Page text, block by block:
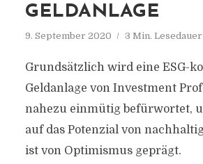
GELDANLAGE
9. September 2020 3 Min. Lesedauer
Grundsätzlich wird eine ESG-
Geldanlage von Investment
nahezu einmütig befürwortet,
auf das Potenzial von
ist von Optimismus geprägt.